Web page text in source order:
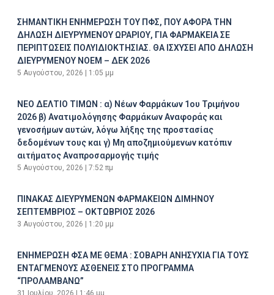
ΣΗΜΑΝΤΙΚΗ ΕΝΗΜΕΡΩΣΗ ΤΟΥ ΠΦΣ, ΠΟΥ ΑΦΟΡΑ ΤΗΝ
ΔΗΛΩΣΗ ΔΙΕΥΡΥΜΕΝΟΥ ΩΡΑΡΙΟΥ, ΓΙΑ ΦΑΡΜΑΚΕΙΑ ΣΕ
ΠΕΡΙΠΤΩΣΕΙΣ ΠΟΛΥΙΔΙΟΚΤΗΣΙΑΣ. ΘΑ ΙΣΧΥΣΕΙ ΑΠΟ ΔΗΛΩΣΗ
ΔΙΕΥΡΥΜΕΝΟΥ ΝΟΕΜ – ΔΕΚ 2026
5 Αυγούστου, 2026 1:05 μμ
ΝΕΟ ΔΕΛΤΙΟ ΤΙΜΩΝ : α) Νέων Φαρμάκων 1ου Τριμήνου
2026 β) Ανατιμολόγησης Φαρμάκων Αναφοράς και
γενοσήμων αυτών, λόγω λήξης της προστασίας
δεδομένων τους και γ) Μη αποζημιούμενων κατόπιν
αιτήματος Αναπροσαρμογής τιμής
5 Αυγούστου, 2026 7:52 πμ
ΠΙΝΑΚΑΣ ΔΙΕΥΡΥΜΕΝΩΝ ΦΑΡΜΑΚΕΙΩΝ ΔΙΜΗΝΟΥ
ΣΕΠΤΕΜΒΡΙΟΣ – ΟΚΤΩΒΡΙΟΣ 2026
3 Αυγούστου, 2026 1:20 μμ
ΕΝΗΜΕΡΩΣΗ ΦΣΑ ΜΕ ΘΕΜΑ : ΣΟΒΑΡΗ ΑΝΗΣΥΧΙΑ ΓΙΑ ΤΟΥΣ
ΕΝΤΑΓΜΕΝΟΥΣ ΑΣΘΕΝΕΙΣ ΣΤΟ ΠΡΟΓΡΑΜΜΑ
“ΠΡΟΛΑΜΒΑΝΩ”